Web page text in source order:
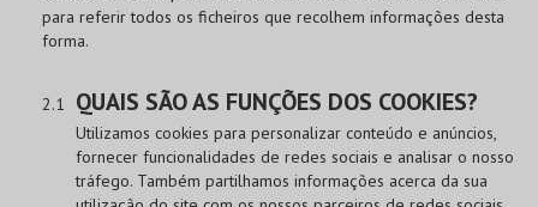
para referir todos os ficheiros que recolhem informações desta
forma.
QUAIS SÃO AS FUNÇÕES DOS COOKIES?
Utilizamos cookies para personalizar conteúdo e anúncios,
fornecer funcionalidades de redes sociais e analisar o nosso
tráfego. Também partilhamos informações acerca da sua